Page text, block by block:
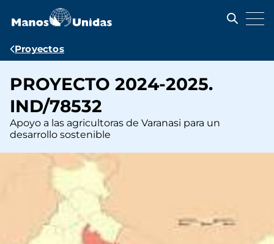
contenido
Ruta
navegación
Proyectos
PROYECTO 2024-2025.
IND/78532
Apoyo a las agricultoras de Varanasi para un
desarrollo sostenible